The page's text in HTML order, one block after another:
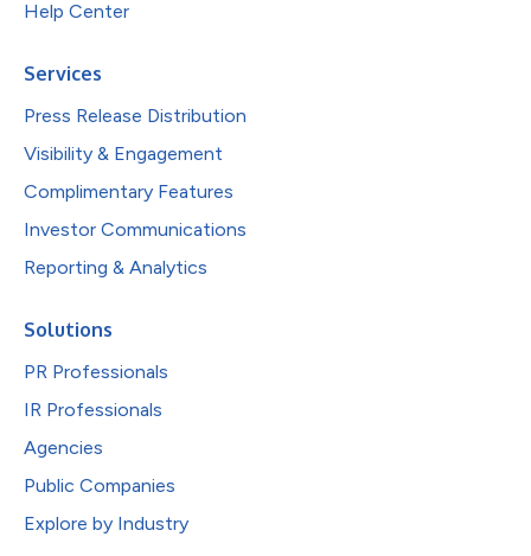
Help Center
Services
Press Release Distribution
Visibility & Engagement
Complimentary Features
Investor Communications
Reporting & Analytics
Solutions
PR Professionals
IR Professionals
Agencies
Public Companies
Explore by Industry